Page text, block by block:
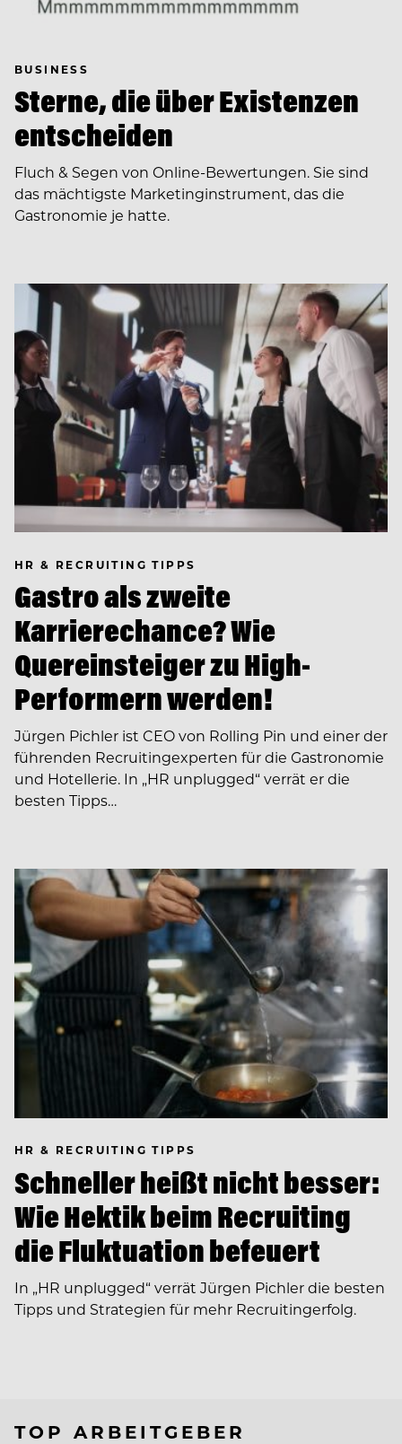
BUSINESS
Sterne, die über Existenzen
entscheiden
Fluch & Segen von Online-Bewertungen. Sie sind
das mächtigste Marketinginstrument, das die
Gastronomie je hatte.
HR & RECRUITING TIPPS
Gastro als zweite
Karrierechance? Wie
Quereinsteiger zu High-
Performern werden!
Jürgen Pichler ist CEO von Rolling Pin und einer der
führenden Recruiting­experten für die Gastronomie
und Hotellerie. In ­­„HR unplugged“ verrät er die
besten Tipps…
HR & RECRUITING TIPPS
Schneller heißt nicht besser:
Wie Hektik beim Recruiting
die Fluktuation befeuert
In ­„HR unplugged“ verrät Jürgen Pichler die besten
Tipps und Strategien für mehr Recruitingerfolg.
TOP ARBEITGEBER